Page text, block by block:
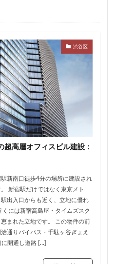
渋谷区
高層オフィスビル建設：
新南口徒歩4分の場所に建設され
新宿駅だけではなく東京メト
出入口からも近く、立地に優れ
には新宿高島屋・タイムズスク
まれた立地です。 この物件の前
通りバイパス・千駄ヶ谷ぎょえ
開通し道路 […]
ブカルチャー サーキット
ム スタートアップ
トシティ ソニーパーク
ョン テーマパーク
ニュウマン高輪
ット ハラカド
スターミナル バリアフリー
モバイルICOCA
ハウス ラウンドアバウト
ータリー 三井不動産
銀行 三越